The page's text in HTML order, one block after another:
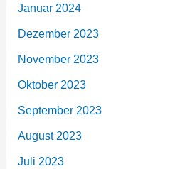
Januar 2024
Dezember 2023
November 2023
Oktober 2023
September 2023
August 2023
Juli 2023